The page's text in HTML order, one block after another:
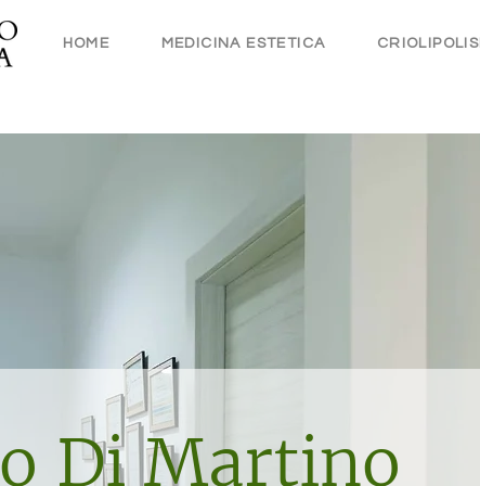
HOME MEDICINA ESTETICA CRIOLIPOLISI
Di Martino